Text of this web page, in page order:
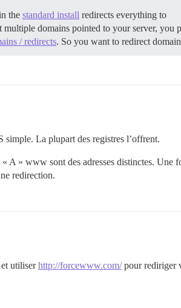
thestandard install redirects everything to
domains pointed to your server, you
/ redirects. So you want to redirect
La plupart des registres l’offrent.
A » www sont des adresses distinctes. Une
redirection.
et utiliserhttp://forcewww.com/pour rediriger